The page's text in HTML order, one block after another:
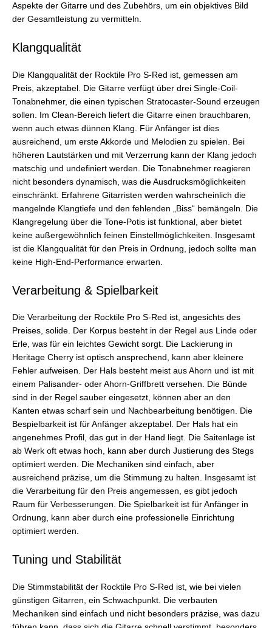
Aspekte der Gitarre und des Zubehörs, um ein objektives Bild
der Gesamtleistung zu vermitteln.
Klangqualität
Die Klangqualität der Rocktile Pro S-Red ist, gemessen am
Preis, akzeptabel. Die Gitarre verfügt über drei Single-Coil-
Tonabnehmer, die einen typischen Stratocaster-Sound erzeugen
sollen. Im Clean-Bereich liefert die Gitarre einen brauchbaren,
wenn auch etwas dünnen Klang. Für Anfänger ist dies
ausreichend, um erste Akkorde und Melodien zu spielen. Bei
höheren Lautstärken und mit Verzerrung kann der Klang jedoch
matschig und undefiniert werden. Die Tonabnehmer reagieren
nicht besonders dynamisch, was die Ausdrucksmöglichkeiten
einschränkt. Erfahrene Gitarristen werden wahrscheinlich die
mangelnde Klangtiefe und den fehlenden „Biss“ bemängeln. Die
Klangregelung über die Tone-Potis ist funktional, aber bietet
keine außergewöhnlich feinen Einstellmöglichkeiten. Insgesamt
ist die Klangqualität für den Preis in Ordnung, jedoch sollte man
keine High-End-Performance erwarten.
Verarbeitung & Spielbarkeit
Die Verarbeitung der Rocktile Pro S-Red ist, angesichts des
Preises, solide. Der Korpus besteht in der Regel aus Linde oder
Erle, was für ein leichtes Gewicht sorgt. Die Lackierung in
Heritage Cherry ist optisch ansprechend, kann aber kleinere
Fehler aufweisen. Der Hals besteht meist aus Ahorn und ist mit
einem Palisander- oder Ahorn-Griffbrett versehen. Die Bünde
sind in der Regel sauber eingesetzt, können aber an den
Kanten etwas scharf sein und Nachbearbeitung benötigen. Die
Bespielbarkeit ist für Anfänger akzeptabel. Der Hals hat ein
angenehmes Profil, das gut in der Hand liegt. Die Saitenlage ist
ab Werk oft etwas hoch, kann aber durch Justierung des Stegs
optimiert werden. Die Mechaniken sind einfach, aber
ausreichend präzise, um die Stimmung zu halten. Insgesamt ist
die Verarbeitung für den Preis angemessen, es gibt jedoch
Raum für Verbesserungen. Die Spielbarkeit ist für Anfänger in
Ordnung, kann aber durch eine professionelle Einrichtung
optimiert werden.
Tuning und Stabilität
Die Stimmstabilität der Rocktile Pro S-Red ist, wie bei vielen
günstigen Gitarren, ein Schwachpunkt. Die verbauten
Mechaniken sind einfach und nicht besonders präzise, was dazu